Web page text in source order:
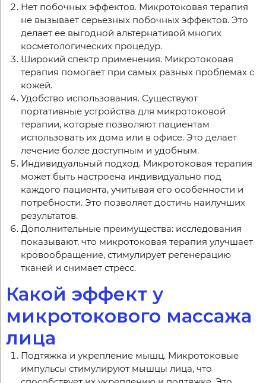
Нет побочных эффектов. Микротоковая терапия
не вызывает серьезных побочных эффектов. Это
делает ее выгодной альтернативой многих
косметологических процедур.
Широкий спектр применения. Микротоковая
терапия помогает при самых разных проблемах с
кожей.
Удобство использования. Существуют
портативные устройства для микротоковой
терапии, которые позволяют пациентам
использовать их дома или в офисе. Это делает
лечение более доступным и удобным.
Индивидуальный подход. Микротоковая терапия
может быть настроена индивидуально под
каждого пациента, учитывая его особенности и
потребности. Это позволяет достичь наилучших
результатов.
Дополнительные преимущества: исследования
показывают, что микротоковая терапия улучшает
кровообращение, стимулирует регенерацию
тканей и снимает стресс.
Какой эффект у
микротокового массажа
лица
Подтяжка и укрепление мышц. Микротоковые
импульсы стимулируют мышцы лица, что